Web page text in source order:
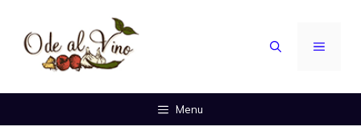
contenuto
MENU
Menu